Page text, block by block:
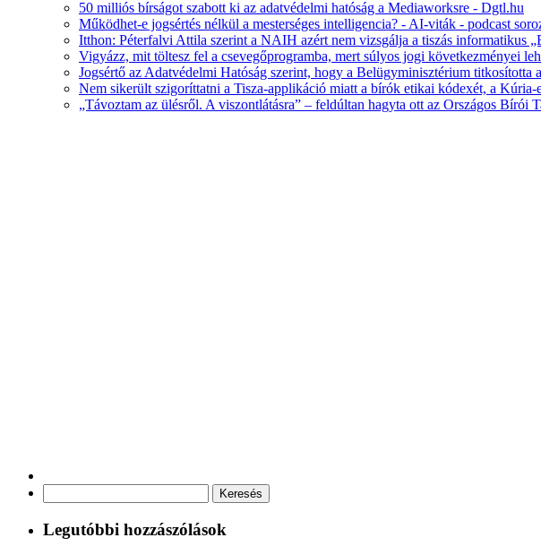
50 milliós bírságot szabott ki az adatvédelmi hatóság a Mediaworksre - Dgtl.hu
Működhet-e jogsértés nélkül a mesterséges intelligencia? - AI-viták - podcast
Itthon: Péterfalvi Attila szerint a NAIH azért nem vizsgálja a tiszás informatikus
Vigyázz, mit töltesz fel a csevegőprogramba, mert súlyos jogi következményei
Jogsértő az Adatvédelmi Hatóság szerint, hogy a Belügyminisztérium
Nem sikerült szigoríttatni a Tisza-applikáció miatt a bírók etikai kódexét, a
„Távoztam az ülésről. A viszontlátásra” – feldúltan hagyta ott az Országos Bírói
Legutóbbi hozzászólások